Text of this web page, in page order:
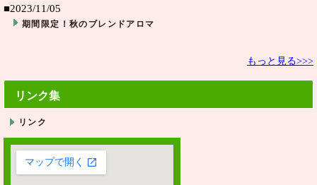
■2023/11/05
期間限定！秋のブレンドアロマ
もっと見る>>>
リンク集
リンク